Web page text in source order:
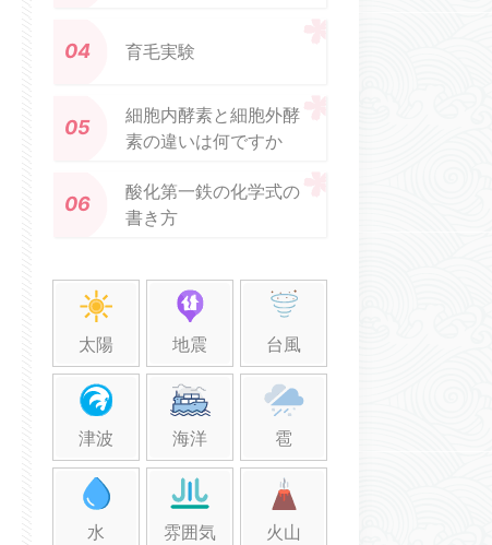
育毛実験
細胞内酵素と細胞外酵
素の違いは何ですか
酸化第一鉄の化学式の
書き方
太陽 地震 台風
津波 海洋 雹
水 雰囲気 火山